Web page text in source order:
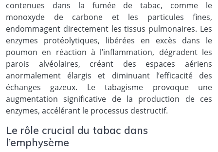
contenues dans la fumée de tabac, comme le
monoxyde de carbone et les particules fines,
endommagent directement les tissus pulmonaires. Les
enzymes protéolytiques, libérées en excès dans le
poumon en réaction à l’inflammation, dégradent les
parois alvéolaires, créant des espaces aériens
anormalement élargis et diminuant l’efficacité des
échanges gazeux. Le tabagisme provoque une
augmentation significative de la production de ces
enzymes, accélérant le processus destructif.
Le rôle crucial du tabac dans
l’emphysème